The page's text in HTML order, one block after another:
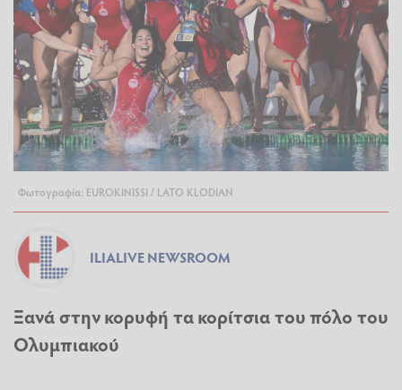
Φωτογραφία: EUROKINISSI / LATO KLODIAN
ILIALIVE NEWSROOM
Ξανά στην κορυφή τα κορίτσια του πόλο του
Ολυμπιακού